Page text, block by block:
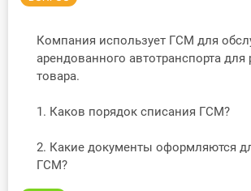
Вебинары
Практика ИП
Компания использует ГСМ для
арендованного автотранспорта для
товара.
1. Каков порядок списания ГСМ?
2. Какие документы оформляются
ГСМ?